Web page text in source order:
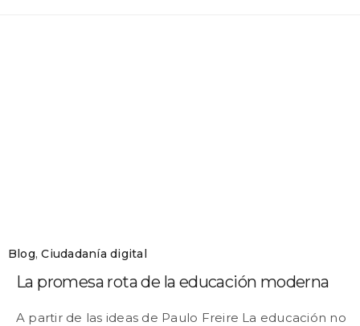
Blog,Ciudadanía digital
La promesa rota de la educación moderna
A partir de las ideas de Paulo Freire La educación no